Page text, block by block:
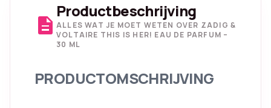
description
Productbeschrijving
ALLES WAT JE MOET WETEN OVER ZADIG &
VOLTAIRE THIS IS HER! EAU DE PARFUM –
30 ML
PRODUCTOMSCHRIJVING